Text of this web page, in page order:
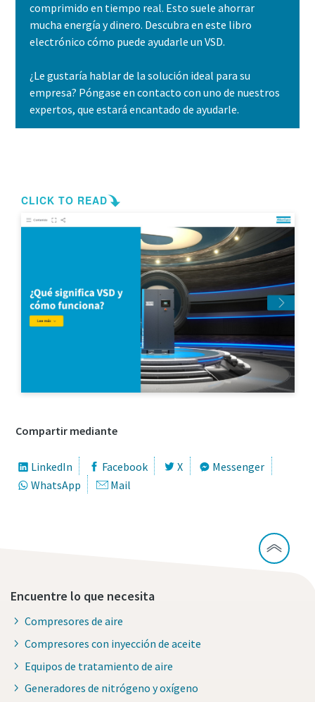
Catálogo de Productos de Atlas Copco
En este libro electrónico presentamos los productos y
servicios de la división de Compresores de Atlas Copco
Descúbralos aquí
Soluciones de Optimización de Atlas Copco
Una gran parte de su consumo de energía corresponde al
sistema de aire comprimido. El aumento de la eficiencia
energética puede reducir enormemente sus costes,
además de ayudarle a reducir sus emisiones de CO2. A
Descargar Guía de Optimización
comprimido en tiempo real. Esto suele ahorrar
mucha energía y dinero. Descubra en este libro
electrónico cómo puede ayudarle un VSD.
¿Le gustaría hablar de la solución ideal para su
empresa? Póngase en contacto con uno de nuestros
expertos, que estará encantado de ayudarle.
Compartir mediante
LinkedIn Facebook X
Messenger
WhatsApp
Mail
Encuentre lo que necesita
Compresores de aire
Compresores con inyección de aceite
Equipos de tratamiento de aire
Generadores de nitrógeno y oxígeno